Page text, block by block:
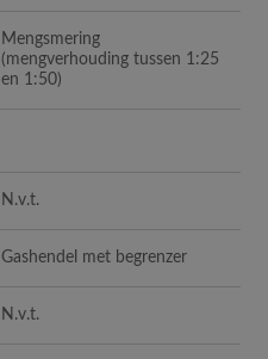
Mengsmering
(mengverhouding tussen 1:25
en 1:50)
N.v.t.
Gashendel met begrenzer
N.v.t.